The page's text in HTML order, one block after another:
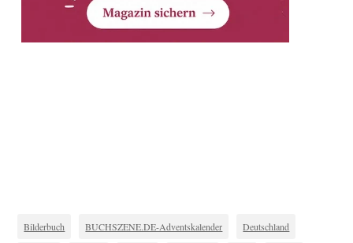
Bilderbuch BUCHSZENE.DE-Adventskalender Deutschland